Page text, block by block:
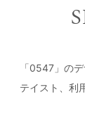
「0547」の
テイスト、利